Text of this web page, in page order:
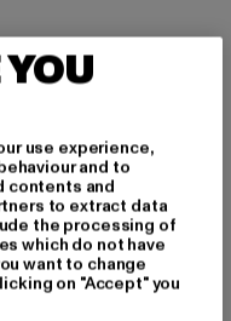
Baumwolle
|
use experience,
and to
contents and
to extract data
the processing of
which do not have
want to change
on "Accept" you